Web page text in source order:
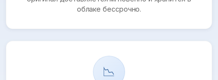
облаке бессрочно.
📉